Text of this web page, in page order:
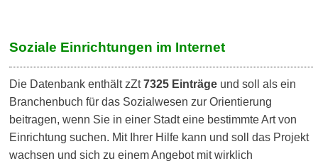
Soziale Einrichtungen im Internet
Die Datenbank enthält zZt7325 Einträge und soll als ein
Branchenbuch für das Sozialwesen zur Orientierung
beitragen, wenn Sie in einer Stadt eine bestimmte Art von
Einrichtung suchen. Mit Ihrer Hilfe kann und soll das Projekt
wachsen und sich zu einem Angebot mit wirklich